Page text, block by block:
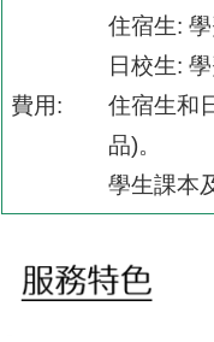
費用:
住宿生:
日校生:
住宿生和
品)。
學生課本